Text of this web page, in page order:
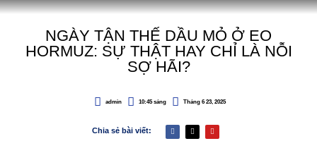
NGÀY TẬN THẾ DẦU MỎ Ở EO
HORMUZ: SỰ THẬT HAY CHỈ LÀ NỖI
SỢ HÃI?
admin 10:45 sáng Tháng 6 23, 2025
Chia sẻ bài viết: